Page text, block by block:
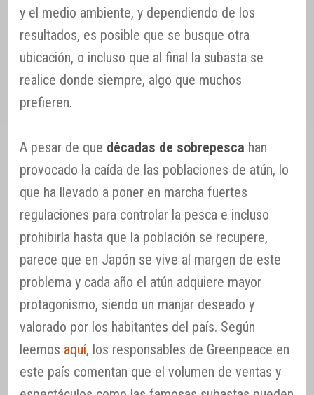
y el medio ambiente, y dependiendo de los
resultados, es posible que se busque otra
ubicación, o incluso que al final la subasta se
realice donde siempre, algo que muchos
prefieren.
A pesar de que décadas de sobrepesca han
provocado la caída de las poblaciones de atún, lo
que ha llevado a poner en marcha fuertes
regulaciones para controlar la pesca e incluso
prohibirla hasta que la población se recupere,
parece que en Japón se vive al margen de este
problema y cada año el atún adquiere mayor
protagonismo, siendo un manjar deseado y
valorado por los habitantes del país. Según
leemos aquí, los responsables de Greenpeace en
este país comentan que el volumen de ventas y